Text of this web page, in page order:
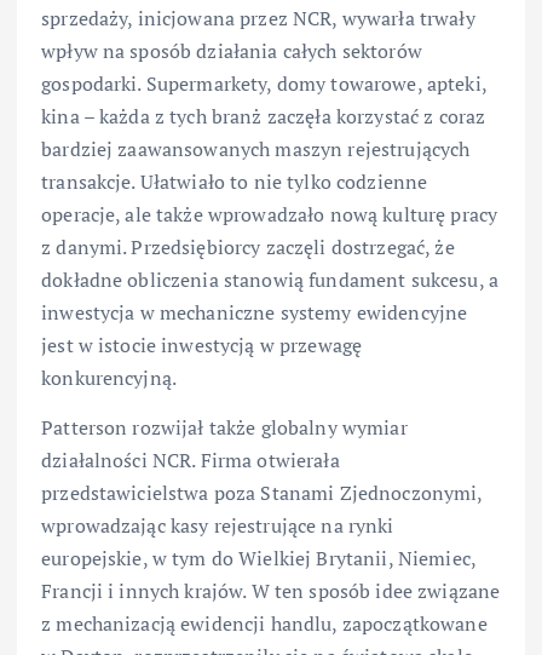
sprzedaży, inicjowana przez NCR, wywarła trwały
wpływ na sposób działania całych sektorów
gospodarki. Supermarkety, domy towarowe, apteki,
kina – każda z tych branż zaczęła korzystać z coraz
bardziej zaawansowanych maszyn rejestrujących
transakcje. Ułatwiało to nie tylko codzienne
operacje, ale także wprowadzało nową kulturę pracy
z danymi. Przedsiębiorcy zaczęli dostrzegać, że
dokładne obliczenia stanowią fundament sukcesu, a
inwestycja w mechaniczne systemy ewidencyjne
jest w istocie inwestycją w przewagę
konkurencyjną.
Patterson rozwijał także globalny wymiar
działalności NCR. Firma otwierała
przedstawicielstwa poza Stanami Zjednoczonymi,
wprowadzając kasy rejestrujące na rynki
europejskie, w tym do Wielkiej Brytanii, Niemiec,
Francji i innych krajów. W ten sposób idee związane
z mechanizacją ewidencji handlu, zapoczątkowane